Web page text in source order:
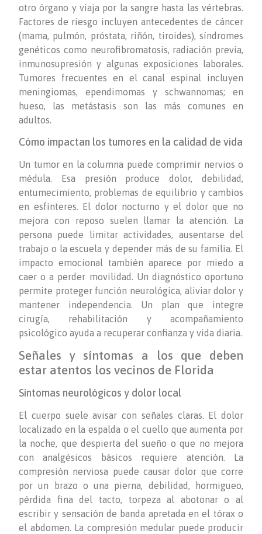
otro órgano y viaja por la sangre hasta las vértebras.
Factores de riesgo incluyen antecedentes de cáncer
(mama, pulmón, próstata, riñón, tiroides), síndromes
genéticos como neurofibromatosis, radiación previa,
inmunosupresión y algunas exposiciones laborales.
Tumores frecuentes en el canal espinal incluyen
meningiomas, ependimomas y schwannomas; en
hueso, las metástasis son las más comunes en
adultos.
Cómo impactan los tumores en la calidad de vida
Un tumor en la columna puede comprimir nervios o
médula. Esa presión produce dolor, debilidad,
entumecimiento, problemas de equilibrio y cambios
en esfínteres. El dolor nocturno y el dolor que no
mejora con reposo suelen llamar la atención. La
persona puede limitar actividades, ausentarse del
trabajo o la escuela y depender más de su familia. El
impacto emocional también aparece por miedo a
caer o a perder movilidad. Un diagnóstico oportuno
permite proteger función neurológica, aliviar dolor y
mantener independencia. Un plan que integre
cirugía, rehabilitación y acompañamiento
psicológico ayuda a recuperar confianza y vida diaria.
Señales y síntomas a los que deben
estar atentos los vecinos de Florida
Síntomas neurológicos y dolor local
El cuerpo suele avisar con señales claras. El dolor
localizado en la espalda o el cuello que aumenta por
la noche, que despierta del sueño o que no mejora
con analgésicos básicos requiere atención. La
compresión nerviosa puede causar dolor que corre
por un brazo o una pierna, debilidad, hormigueo,
pérdida fina del tacto, torpeza al abotonar o al
escribir y sensación de banda apretada en el tórax o
el abdomen. La compresión medular puede producir